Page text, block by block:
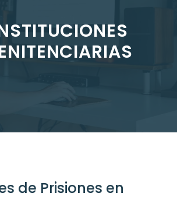
de Prisiones en